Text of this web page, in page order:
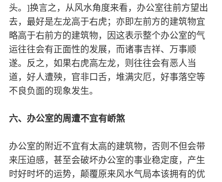
头。]换言之，从风水角度来看，办公室往前方望出
去，最好是左龙高于右虎；亦即左前方的建筑物宜
略高于右前方的建筑物，因这表示整个办公室的气
运往往会有正面性的发展，而诸事吉祥、万事顺
遂。反之，如果右虎高左龙，则往往会有恶人当
道，好人遭殃，官非口舌，堆满灾厄，好事落空等
不良负面的现象发生。
六、办公室的周遭不宜有峤煞
办公室的附近不宜有太高的建筑物，否则不但会带
来压迫感，甚至会破坏办公室的事业稳定度，产生
时好时坏的运势，颠覆原来风水气局本该拥有的优